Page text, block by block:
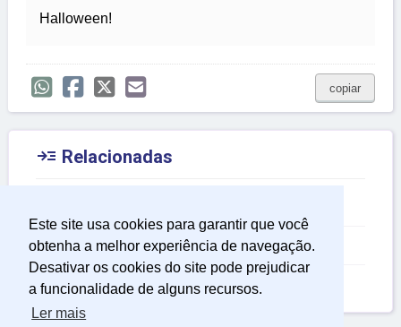
Este site usa cookies para garantir que você
obtenha a melhor experiência de navegação.
Desativar os cookies do site pode prejudicar
a funcionalidade de alguns recursos.
Ler mais
Halloween!
copiar
 Relacionadas
Frases Perfeitas
Frases de Sofrimento